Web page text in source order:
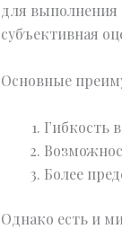
для выполнения
субъективная
Основные
Гибкость
Более
Однако есть и